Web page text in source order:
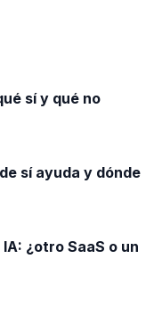
sí y qué no
sí ayuda y dónde
¿otro SaaS o un